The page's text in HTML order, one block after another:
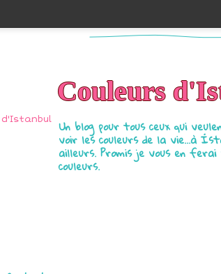
Couleurs
Un blog pour tous ceux qui
voir les couleurs de la vie...à
ailleurs. Promis je vous en
couleurs.